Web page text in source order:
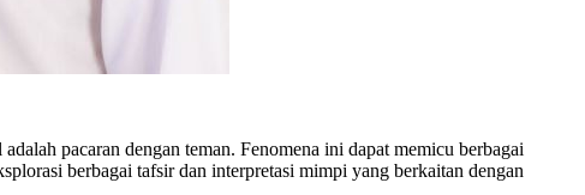
pacaran dengan teman. Fenomena ini dapat memicu berbagai
berbagai tafsir dan interpretasi mimpi yang berkaitan dengan